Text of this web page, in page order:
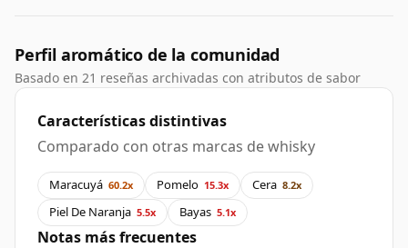
Perfil aromático de la comunidad
Basado en 21 reseñas archivadas con atributos de sabor
Características distintivas
Comparado con otras marcas de whisky
Maracuyá 60.2x Pomelo 15.3x Cera 8.2x
Piel De Naranja 5.5x Bayas 5.1x
Notas más frecuentes